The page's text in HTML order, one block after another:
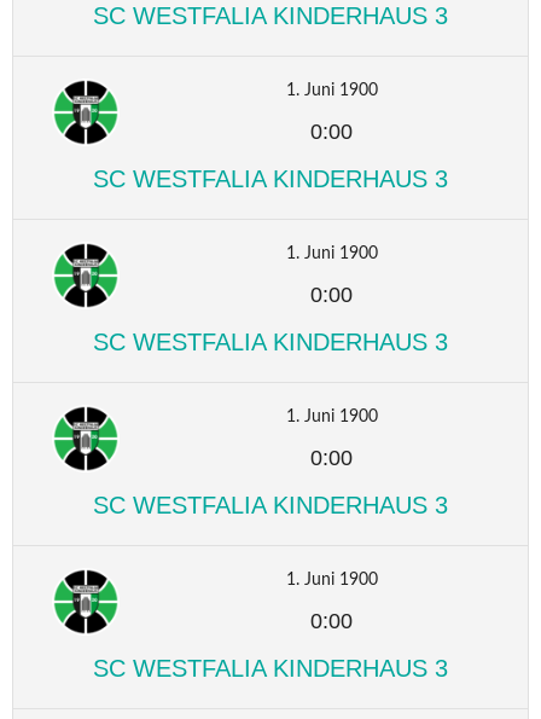
SC WESTFALIA KINDERHAUS 3
1. Juni 1900
0:00
SC WESTFALIA KINDERHAUS 3
1. Juni 1900
0:00
SC WESTFALIA KINDERHAUS 3
1. Juni 1900
0:00
SC WESTFALIA KINDERHAUS 3
1. Juni 1900
0:00
SC WESTFALIA KINDERHAUS 3